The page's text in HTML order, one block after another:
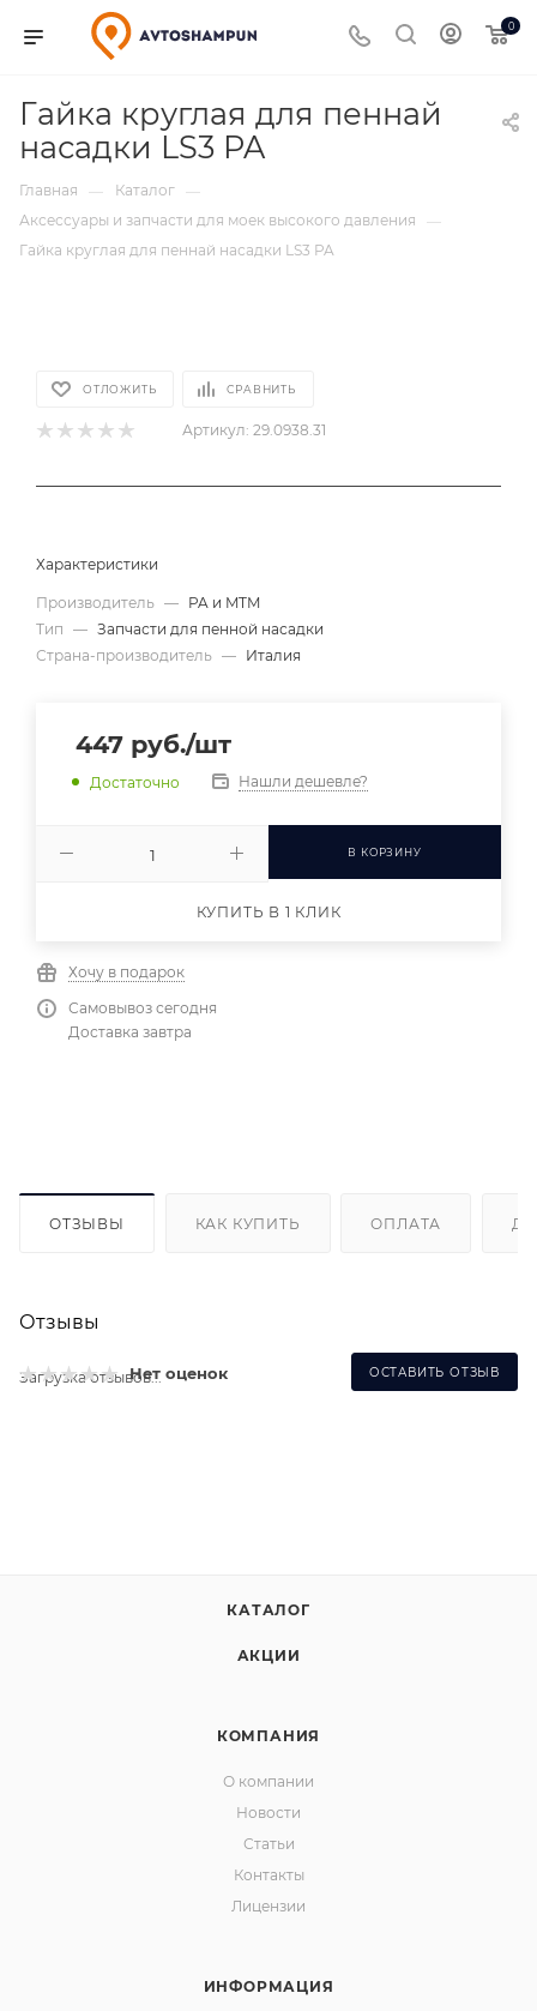
0
Гайка круглая для пеннай
насадки LS3 PA
Главная — Каталог —
Аксессуары и запчасти для моек высокого давления
—
Гайка круглая для пеннай насадки LS3 PA
ОТЛОЖИТЬ СРАВНИТЬ
Артикул: 29.0938.31
Характеристики
Производитель — PA и MTM
Тип — Запчасти для пенной насадки
Страна-производитель — Италия
447 руб./шт
Достаточно Нашли дешевле?
В КОРЗИНУ
КУПИТЬ В 1 КЛИК
Хочу в подарок
Самовывоз сегодня
Доставка завтра
ОТЗЫВЫ КАК КУПИТЬ ОПЛАТА
Отзывы
Нет оценок ОСТАВИТЬ ОТЗЫВ
Загрузка отзывов...
КАТАЛОГ
АКЦИИ
КОМПАНИЯ
О компании
Новости
Статьи
Контакты
Лицензии
ИНФОРМАЦИЯ